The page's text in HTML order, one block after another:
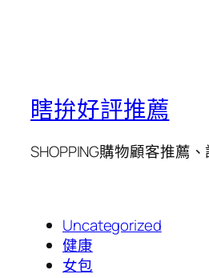
瞎拚好評推薦
SHOPPING購物顧客推薦
Uncategorized
健康
女包